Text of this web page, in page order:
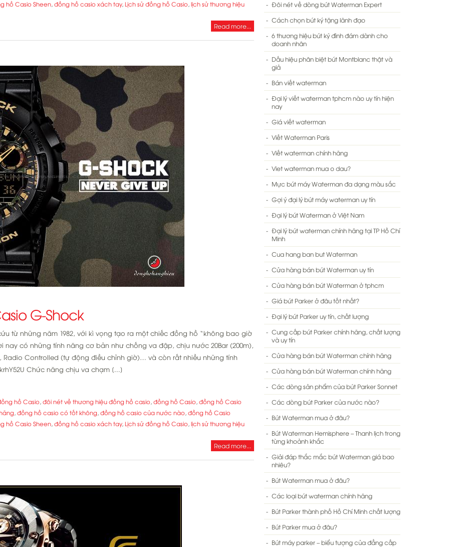
hồ Casio Sheen, đồng hồ casio xách tay, Lịch sử đồng hồ Casio , lịch sử thương hiệu
Read more...
G-Shock
từ những năm 1982, với kì vọng tạo ra một chiếc đồng hồ “không bao giờ
nay có những tính năng cơ bản như chống va đập, chịu nước 20Bar (200m),
Radio Controlled (tự động điều chỉnh giờ)… và còn rất nhiều những tính
Chức năng chịu va chạm [...]
hồ Casio , đôi nét về thương hiệu đồng hồ casio , đồng hồ Casio , đồng hồ Casio
, đồng hồ casio có tốt không, đồng hồ casio của nước nào , đồng hồ Casio
hồ Casio Sheen, đồng hồ casio xách tay, Lịch sử đồng hồ Casio , lịch sử thương hiệu
Read more...
Đôi nét về dòng bút Waterman Expert
Cách chọn bút ký tặng lãnh đạo
6 thương hiệu bút ký đình đám dành cho
doanh nhân
Dấu hiệu phân biệt bút Montblanc thật và
giả
Bán viết waterman
Đại lý viết waterman tphcm nào uy tín hiện
nay
Giá viết waterman
Viết Waterman Paris
Viết waterman chính hãng
Viet waterman mua o dau?
Mực bút máy Waterman đa dạng màu sắc
Gợi ý đại lý bút máy waterman uy tín
Đại lý bút Waterman ở Việt Nam
Đại lý bút waterman chính hãng tại TP Hồ Chí
Minh
Cua hang ban but Waterman
Cửa hàng bán bút Waterman uy tín
Cửa hàng bán bút Waterman ở tphcm
Giá bút Parker ở đâu tốt nhất?
Đại lý bút Parker uy tín, chất lượng
Cung cấp bút Parker chính hãng, chất lượng
và uy tín
Cửa hàng bán bút Waterman chính hãng
Cửa hàng bán bút Waterman chính hãng
Các dòng sản phẩm của bút Parker Sonnet
Các dòng bút Parker của nước nào?
Bút Waterman mua ở đâu?
Bút Waterman Hemisphere – Thanh lịch trong
từng khoảnh khắc
Giải đáp thắc mắc bút Waterman giá bao
nhiêu?
Bút Waterman mua ở đâu?
Các loại bút waterman chính hãng
Bút Parker thành phố Hồ Chí Minh chất lượng
Bút Parker mua ở đâu?
Bút máy parker – biểu tượng của đẳng cấp